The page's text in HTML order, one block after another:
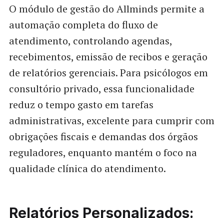
O módulo de gestão do Allminds permite a
automação completa do fluxo de
atendimento, controlando agendas,
recebimentos, emissão de recibos e geração
de relatórios gerenciais. Para psicólogos em
consultório privado, essa funcionalidade
reduz o tempo gasto em tarefas
administrativas, excelente para cumprir com
obrigações fiscais e demandas dos órgãos
reguladores, enquanto mantém o foco na
qualidade clínica do atendimento.
Relatórios Personalizados: